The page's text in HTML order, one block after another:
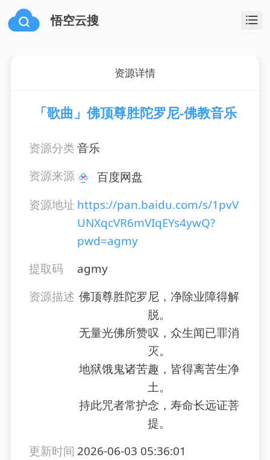
悟空云搜
资源详情
「歌曲」佛顶尊胜陀罗尼-佛教音乐
资源分类音乐
资源来源
百度网盘
资源地址 https://pan.baidu.com/s/1pvV
UNXqcVR6mVIqEYs4ywQ?
pwd=agmy
提取码
agmy
资源描述 佛顶尊胜陀罗尼，净除业障得解
脱。
无量光佛所赞叹，众生闻已罪消
灭。
地狱饿鬼诸苦趣，皆得离苦生净
土。
持此咒者常护念，寿命长远证菩
提。
更新时间 2026-06-03 05:36:01